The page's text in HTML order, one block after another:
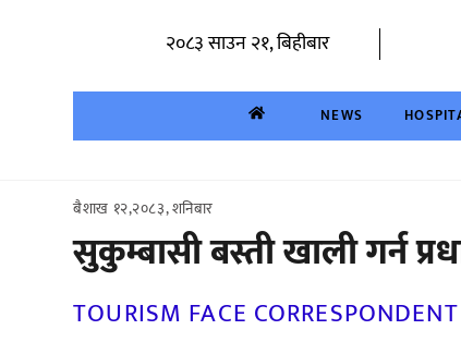
२०८३ साउन २१, बिहीबार
NEWS
बैशाख १२,२०८३, शनिबार
सुकुम्बासी बस्ती खाली गर्न
TOURISM FACE CORRESPONDENT